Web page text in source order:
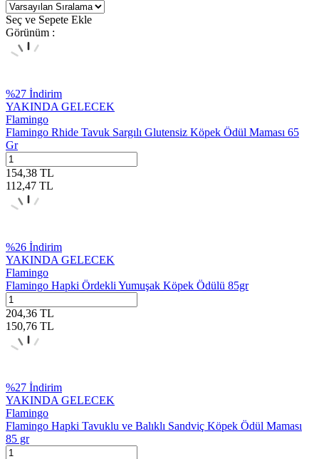
Seç ve Sepete Ekle
Görünüm :
%27 İndirim
YAKINDA GELECEK
Flamingo
Flamingo Rhide Tavuk Sargılı Glutensiz Köpek Ödül Maması 65
Gr
154,38 TL
112,47 TL
%26 İndirim
YAKINDA GELECEK
Flamingo
Flamingo Hapki Ördekli Yumuşak Köpek Ödülü 85gr
204,36 TL
150,76 TL
%27 İndirim
YAKINDA GELECEK
Flamingo
Flamingo Hapki Tavuklu ve Balıklı Sandviç Köpek Ödül Maması
85 gr